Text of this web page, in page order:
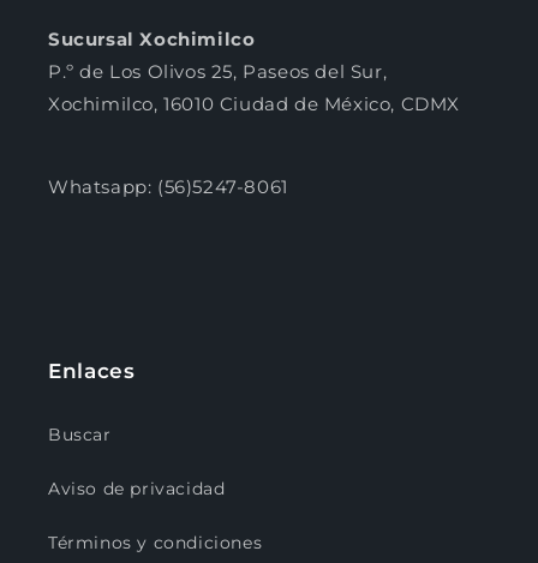
Sucursal Xochimilco
P.º de Los Olivos 25, Paseos del Sur,
Xochimilco, 16010 Ciudad de México, CDMX
Whatsapp: (56)5247-8061
Enlaces
Buscar
Aviso de privacidad
Términos y condiciones